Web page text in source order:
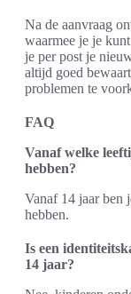
Na de aanvraag
waarmee je je
je per post je
altijd goed
problemen te
FAQ
Vanaf welke
hebben?
Vanaf 14 jaar ben
hebben.
Is een
14 jaar?